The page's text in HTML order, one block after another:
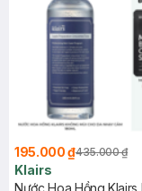
195.000 ₫435.000 ₫
Klairs
Nước Hoa Hồng Klairs